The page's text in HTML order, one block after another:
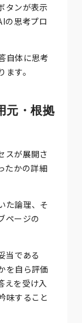
タンが表示
の思考プロ
自体に思考
す。
元・根拠
スが展開さ
たかの詳細
た論理、そ
ページの
当である
を自ら評価
えを受け入
味すること